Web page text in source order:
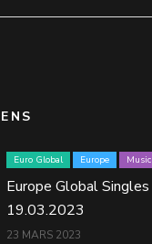
Euro Global Europe
Europe Global
19.03.2023
23 MARS 2023